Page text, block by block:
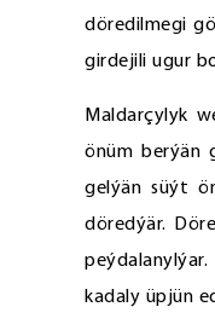
döredilmegi
girdejili ugur
Maldarçylyk
önüm berýän
gelýän süýt
döredýär.
kadaly üpjün